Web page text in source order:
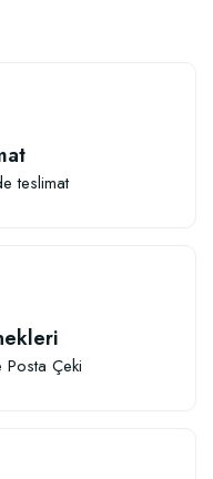
teslimat
Posta Çeki